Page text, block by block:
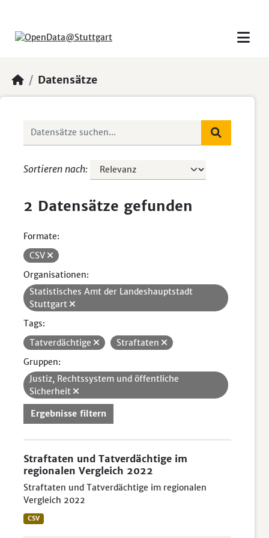
Datensätze
Sortieren nach
2 Datensätze gefunden
Formate:
CSV
Organisationen:
Statistisches Amt der Landeshauptstadt
Stuttgart
Tags:
Tatverdächtige
Straftaten
Gruppen:
Justiz, Rechtssystem und öffentliche
Sicherheit
Ergebnisse filtern
Straftaten und Tatverdächtige im
regionalen Vergleich 2022
Straftaten und Tatverdächtige im regionalen
Vergleich 2022
CSV